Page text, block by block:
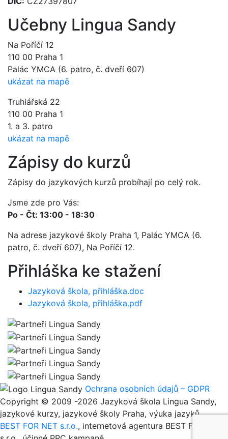
Učebny Lingua Sandy
Na Poříčí 12
110 00 Praha 1
Palác YMCA (6. patro, č. dveří 607)
ukázat na mapě
Truhlářská 22
110 00 Praha 1
1. a 3. patro
ukázat na mapě
Zápisy do kurzů
Zápisy do jazykových kurzů probíhají po celý rok.
Jsme zde pro Vás:
Po - Čt: 13:00 - 18:30
Na adrese jazykové školy Praha 1, Palác YMCA (6.
patro, č. dveří 607), Na Poříčí 12.
Přihláška ke stažení
Jazyková škola, přihláška.doc
Jazyková škola, přihláška.pdf
Ochrana osobních údajů – GDPR
Copyright © 2009 -2026 Jazyková škola Lingua Sandy,
jazykové kurzy, jazykové školy Praha, výuka jazyků
BEST FOR NET s.r.o., internetová agentura BEST FOR NET